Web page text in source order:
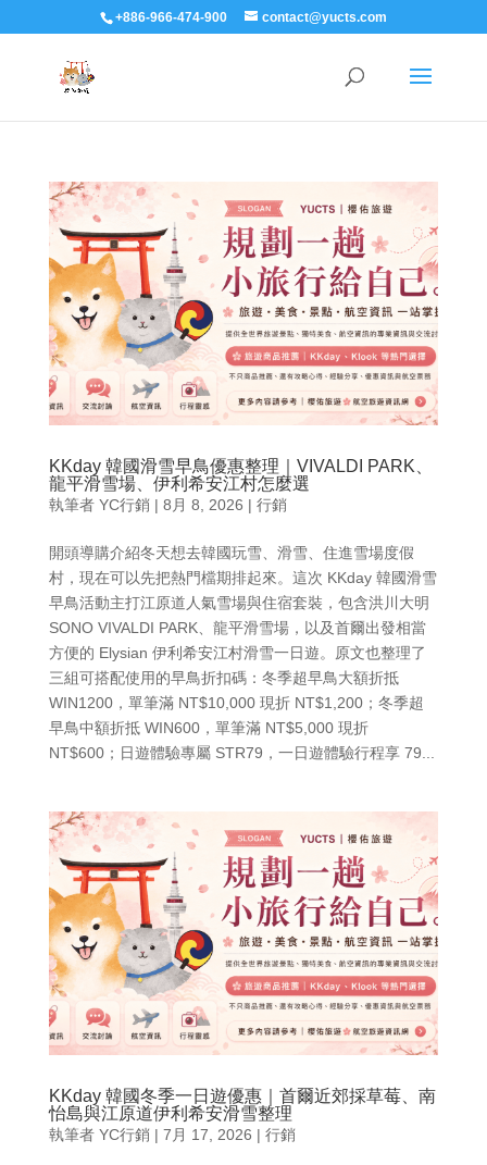
+886-966-474-900 contact@yucts.com
KKday 韓國滑雪早鳥優惠整理｜VIVALDI PARK、
龍平滑雪場、伊利希安江村怎麼選
執筆者 YC行銷| 8月 8, 2026 | 行銷
開頭導購介紹冬天想去韓國玩雪、滑雪、住進雪場度假
村，現在可以先把熱門檔期排起來。這次 KKday 韓國滑雪
早鳥活動主打江原道人氣雪場與住宿套裝，包含洪川大明
SONO VIVALDI PARK、龍平滑雪場，以及首爾出發相當
方便的 Elysian 伊利希安江村滑雪一日遊。原文也整理了
三組可搭配使用的早鳥折扣碼：冬季超早鳥大額折抵
WIN1200，單筆滿 NT$10,000 現折 NT$1,200；冬季超
早鳥中額折抵 WIN600，單筆滿 NT$5,000 現折
NT$600；日遊體驗專屬 STR79，一日遊體驗行程享 79...
KKday 韓國冬季一日遊優惠｜首爾近郊採草莓、南
怡島與江原道伊利希安滑雪整理
執筆者 YC行銷| 7月 17, 2026 | 行銷